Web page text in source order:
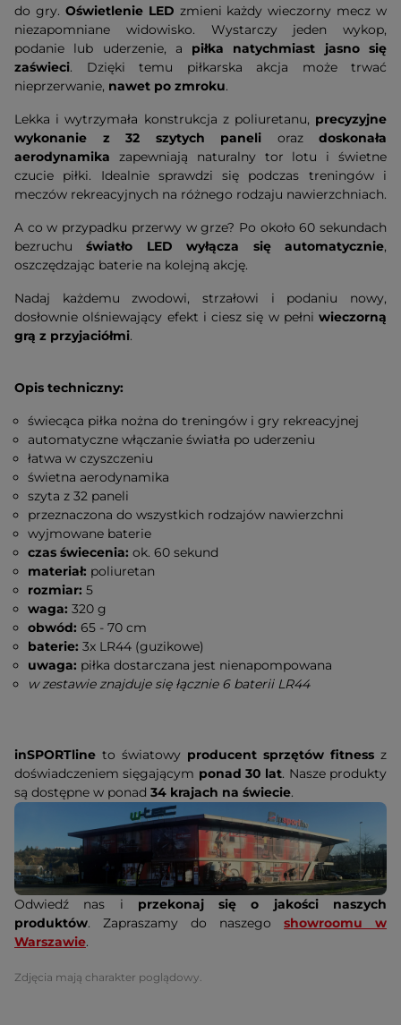
do gry. Oświetlenie LED zmieni każdy wieczorny mecz w
niezapomniane widowisko. Wystarczy jeden wykop,
podanie lub uderzenie, a piłka natychmiast jasno się
zaświeci. Dzięki temu piłkarska akcja może trwać
nieprzerwanie, nawet po zmroku.
Lekka i wytrzymała konstrukcja z poliuretanu, precyzyjne
wykonanie z 32 szytych paneli oraz doskonała
aerodynamika zapewniają naturalny tor lotu i świetne
czucie piłki. Idealnie sprawdzi się podczas treningów i
meczów rekreacyjnych na różnego rodzaju nawierzchniach.
A co w przypadku przerwy w grze? Po około 60 sekundach
bezruchuświatło LED wyłącza się automatycznie,
oszczędzając baterie na kolejną akcję.
Nadaj każdemu zwodowi, strzałowi i podaniu nowy,
dosłownie olśniewający efekt i ciesz się w pełni wieczorną
grą z przyjaciółmi.
Opis techniczny:
świecąca piłka nożna do treningów i gry rekreacyjnej
automatyczne włączanie światła po uderzeniu
łatwa w czyszczeniu
świetna aerodynamika
szyta z 32 paneli
przeznaczona do wszystkich rodzajów nawierzchni
wyjmowane baterie
czas świecenia: ok. 60 sekund
materiał: poliuretan
rozmiar: 5
waga: 320 g
obwód: 65 - 70 cm
baterie: 3x LR44 (guzikowe)
uwaga: piłka dostarczana jest nienapompowana
w zestawie znajduje się łącznie 6 baterii LR44
inSPORTline to światowy producent sprzętów fitness z
doświadczeniem sięgającym ponad 30 lat. Nasze produkty
są dostępne w ponad 34 krajach na świecie.
Odwiedź nas i przekonaj się o jakości naszych
produktów. Zapraszamy do naszego showroomu w
Warszawie.
Zdjęcia mają charakter poglądowy.